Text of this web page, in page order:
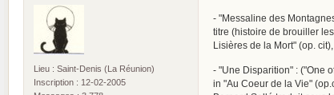
Lieu : Saint-Denis (La Réunion)
Inscription : 12-02-2005
- "Messaline des
titre (histoire de brouiller
Lisières de la Mort" (op.
- "Une Disparition" : ("One
in "Au Coeur de la Vie"